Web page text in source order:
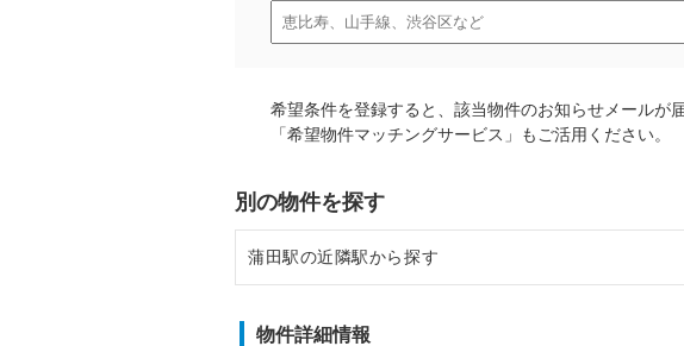
希望条件を登録すると、該当物件のお知らせメールが
「希望物件マッチングサービス」もご活用ください。
別の物件を探す
蒲田駅の近隣駅から探す
物件詳細情報